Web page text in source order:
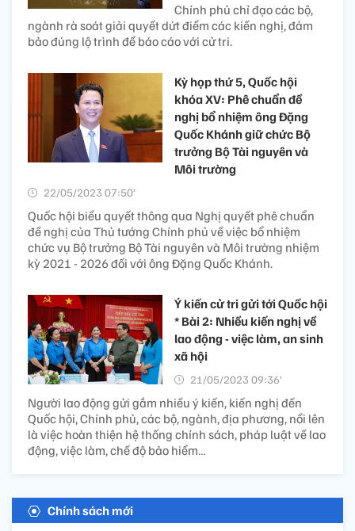
Chính phủ chỉ đạo các bộ,
ngành rà soát giải quyết dứt điểm các kiến nghị, đảm
bảo đúng lộ trình để báo cáo với cử tri.
Kỳ họp thứ 5, Quốc hội
khóa XV: Phê chuẩn đề
nghị bổ nhiệm ông Đặng
Quốc Khánh giữ chức Bộ
trưởng Bộ Tài nguyên và
Môi trường
22/05/2023 07:50’
Quốc hội biểu quyết thông qua Nghị quyết phê chuẩn
đề nghị của Thủ tướng Chính phủ về việc bổ nhiệm
chức vụ Bộ trưởng Bộ Tài nguyên và Môi trường nhiệm
kỳ 2021 - 2026 đối với ông Đặng Quốc Khánh.
Ý kiến cử tri gửi tới Quốc hội
* Bài 2: Nhiều kiến nghị về
lao động - việc làm, an sinh
xã hội
21/05/2023 09:36’
Người lao động gửi gắm nhiều ý kiến, kiến nghị đến
Quốc hội, Chính phủ, các bộ, ngành, địa phương, nổi lên
là việc hoàn thiện hệ thống chính sách, pháp luật về lao
động, việc làm, chế độ bảo hiểm…
Chính sách mới